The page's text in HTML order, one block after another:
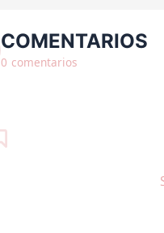
COMENTARIOS
0 comentarios